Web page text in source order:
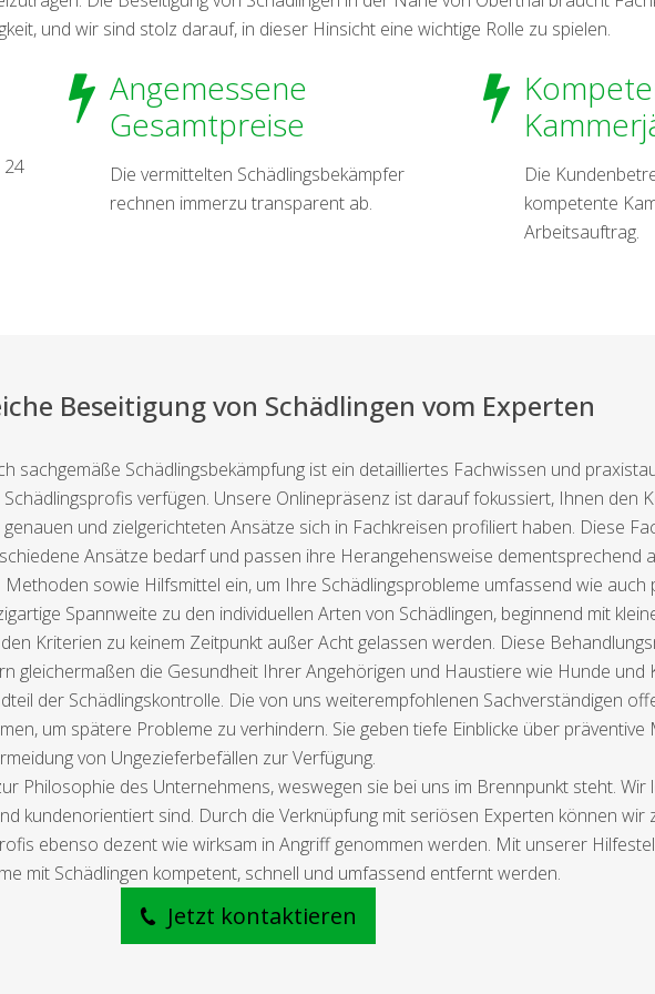
und wir sind stolz darauf, in dieser Hinsicht eine wichtige Rolle zu spielen.
24
Angemessene
Gesamtpreise
Die vermittelten Schädlingsbekämpfer
rechnen immerzu transparent ab.
Die
kompetente
Arbeitsauftrag.
Beseitigung von Schädlingen vom Experten
sachgemäße Schädlingsbekämpfung ist ein detailliertes Fachwissen und
verfügen. Unsere Onlinepräsenz ist darauf fokussiert, Ihnen den
und zielgerichteten Ansätze sich in Fachkreisen profiliert haben. Diese
Ansätze bedarf und passen ihre Herangehensweise dementsprechend
sowie Hilfsmittel ein, um Ihre Schädlingsprobleme umfassend wie auch
Spannweite zu den individuellen Arten von Schädlingen, beginnend mit
Kriterien zu keinem Zeitpunkt außer Acht gelassen werden. Diese
gleichermaßen die Gesundheit Ihrer Angehörigen und Haustiere wie Hunde und
der Schädlingskontrolle. Die von uns weiterempfohlenen Sachverständigen
um spätere Probleme zu verhindern. Sie geben tiefe Einblicke über
von Ungezieferbefällen zur Verfügung.
Philosophie des Unternehmens, weswegen sie bei uns im Brennpunkt steht. Wir
kundenorientiert sind. Durch die Verknüpfung mit seriösen Experten können wir
ebenso dezent wie wirksam in Angriff genommen werden. Mit unserer
mit Schädlingen kompetent, schnell und umfassend entfernt werden.
Jetzt kontaktieren